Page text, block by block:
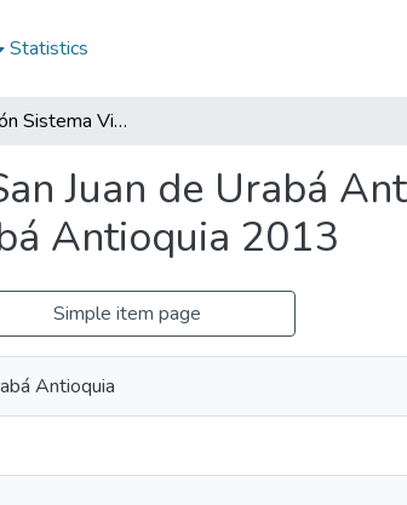
Statistics
Plan de Acción Sistema Vial San Juan de Urabá Antioquia 2013: PA Sistema Vial San Juan de Urabá Antioquia 2013
Juan de Urabá
Antioquia 2013
Simple item page
Antioquia